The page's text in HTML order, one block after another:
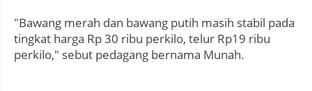
"Bawang merah dan bawang putih masih stabil pada
tingkat harga Rp 30 ribu perkilo, telur Rp19 ribu
perkilo," sebut pedagang bernama Munah.